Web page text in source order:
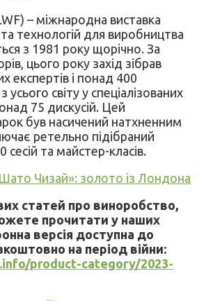
– міжнародна виставка
технологій для виробництва
з 1981 року щорічно. За
цього року захід зібрав
експертів і понад 400
усього світу у спеціалізованих
75 дискусій. Цей
був насичений натхненним
ретельно підібраний
сесій та майстер-класів.
Чизай»: золото із Лондона
статей про виноробство,
прочитати у наших
версія доступна до
на період війни:
product-category/2023-